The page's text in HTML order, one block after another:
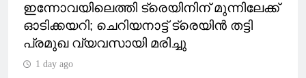
ഇന്നോവയിലെത്തി ട്രെയിനിന് മുന്നിലേക്ക്
ഓടിക്കയറി; ചെറിയനാട്ട് ട്രെയിൻ തട്ടി
പ്രമുഖ വ്യവസായി മരിച്ചു
1 day ago